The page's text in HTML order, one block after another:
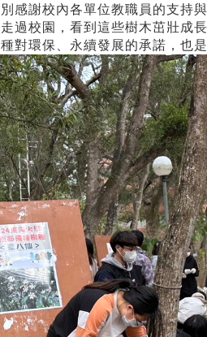
感謝校內各單位教職員的支持
過校園，看到這些樹木茁壯成
對環保、永續發展的承諾，也